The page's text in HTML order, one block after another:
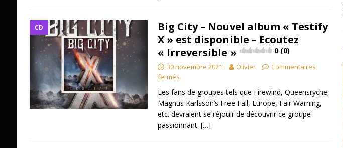
CD
Big City – Nouvel album « Testify
X » est disponible – Ecoutez
« Irreversible »
0 (0)
30 novembre 2021 Olivier
Commentaires
fermés
Les fans de groupes tels que Firewind, Queensryche,
Magnus Karlsson’s Free Fall, Europe, Fair Warning,
etc. devraient se réjouir de découvrir ce groupe
passionnant. […]